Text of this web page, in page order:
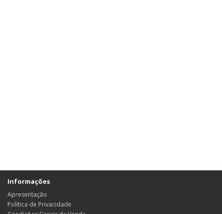
Informações
Apresentação
Política de Privacidade